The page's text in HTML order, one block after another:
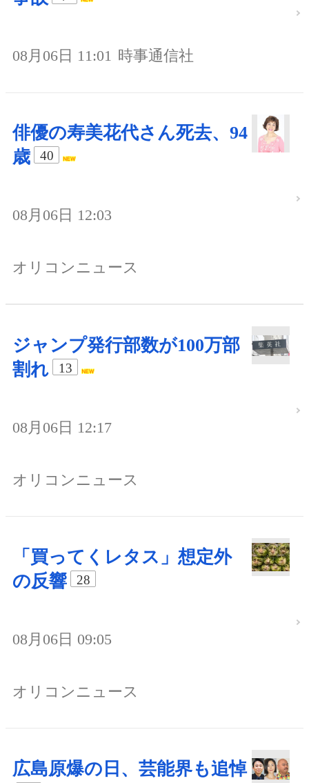
08月06日 11:01 時事通信社
俳優の寿美花代さん死去、94
歳
40
08月06日 12:03
オリコンニュース
ジャンプ発行部数が100万部
割れ
13
08月06日 12:17
オリコンニュース
「買ってくレタス」想定外
の反響
28
08月06日 09:05
オリコンニュース
広島原爆の日、芸能界も追悼